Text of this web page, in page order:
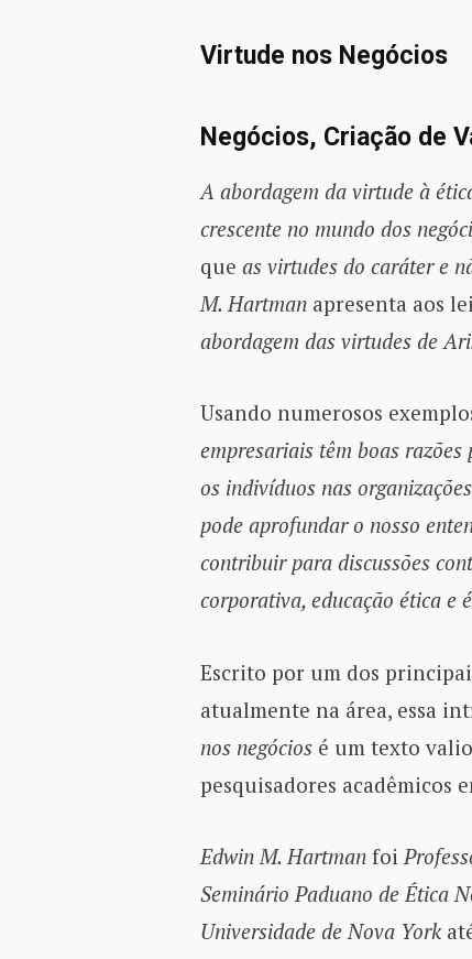
Virtude nos Negócios
Negócios, Criação de
A abordagem da virtude à
crescente no mundo dos
que as virtudes do caráter e
M. Hartmanapresenta aos
abordagem das virtudes de
Usando numerosos
empresariais têm boas
os indivíduos nas organizações
pode aprofundar o nosso
contribuir para discussões
corporativa, educação ética e
Escrito por um dos
atualmente na área, essa
nos negóciosé um texto
pesquisadores acadêmicos
Edwin M. Hartmanfoi
Seminário Paduano de Ética
Universidade de Nova York